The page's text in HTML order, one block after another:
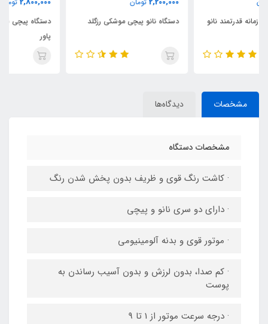
دستگاه نانو پیچی موشکی رزگلد
دستگاه پیچی ۵ زمانه قدرتمند نانو
مشخصات دیدگاه‌ها
مشخصات دستگاه
· کاشت رنگ قوی و ظریف بدون پخش شدن رنگ
· دارای دو سری نانو و پیچی
· موتور قوی و بدنه آلومینیومی
· کم صدا، بدون لرزش و بدون آسیب رساندن به
پوست
· درجه سرعت موتور از 1 تا 9